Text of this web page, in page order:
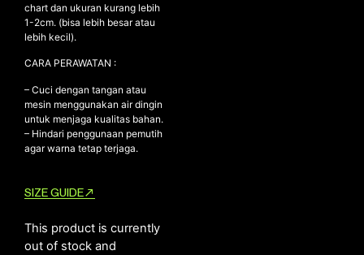
ABOUT
FAQ
TERMS AND CONDITIONS
CONTACT
chart dan ukuran kurang lebih
1-2cm. (bisa lebih besar atau
lebih kecil).
CARA PERAWATAN :
– Cuci dengan tangan atau
mesin menggunakan air dingin
untuk menjaga kualitas bahan.
– Hindari penggunaan pemutih
agar warna tetap terjaga.
SIZE GUIDE
This product is currently
out of stock and